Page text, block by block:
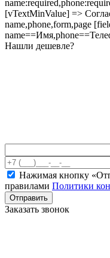
[vTextMinValue] =>
name,phone,form,page
Нашли дешевле?
Нажимая кнопку
правилами Политики
Отправить
Заказать звонок